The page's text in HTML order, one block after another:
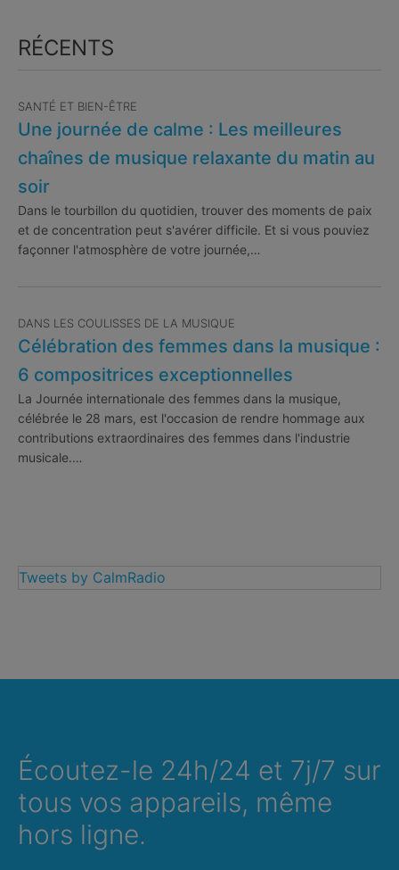
RÉCENTS
SANTÉ ET BIEN-ÊTRE
Une journée de calme : Les meilleures
chaînes de musique relaxante du matin au
soir
Dans le tourbillon du quotidien, trouver des moments de paix
et de concentration peut s'avérer difficile. Et si vous pouviez
façonner l'atmosphère de votre journée,…
DANS LES COULISSES DE LA MUSIQUE
Célébration des femmes dans la musique :
6 compositrices exceptionnelles
La Journée internationale des femmes dans la musique,
célébrée le 28 mars, est l'occasion de rendre hommage aux
contributions extraordinaires des femmes dans l'industrie
musicale.…
Tweets by CalmRadio
Écoutez-le 24h/24 et 7j/7 sur
tous vos appareils, même
hors ligne.